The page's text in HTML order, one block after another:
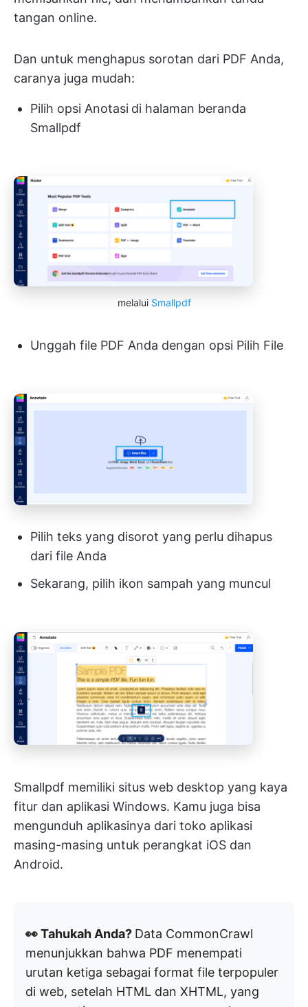
tangan online.
Dan untuk menghapus sorotan dari PDF Anda,
caranya juga mudah:
Pilih opsi Anotasi di halaman beranda
Smallpdf
melalui Smallpdf
Unggah file PDF Anda dengan opsi Pilih File
Pilih teks yang disorot yang perlu dihapus
dari file Anda
Sekarang, pilih ikon sampah yang muncul
Smallpdf memiliki situs web desktop yang kaya
fitur dan aplikasi Windows. Kamu juga bisa
mengunduh aplikasinya dari toko aplikasi
masing-masing untuk perangkat iOS dan
Android.
👀 Tahukah Anda? Data CommonCrawl
menunjukkan bahwa PDF menempati
urutan ketiga sebagai format file terpopuler
di web, setelah HTML dan XHTML, yang